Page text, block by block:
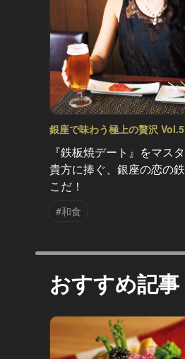
銀座で味わう極上の贅沢 Vol.5
『鉄板焼デート』をマス
貴方に捧ぐ、銀座の恋の
こだ！
#和食
おすすめ記事